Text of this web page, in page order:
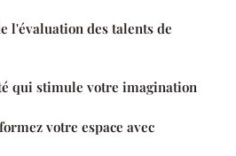
l'évaluation des talents de
qui stimule votre imagination
votre espace avec